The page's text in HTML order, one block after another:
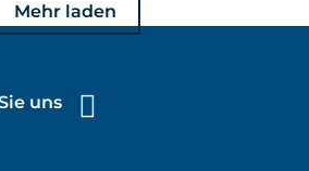
Mehr laden
uns